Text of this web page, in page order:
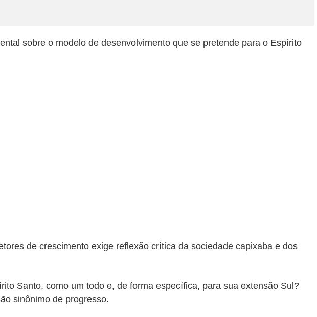
sobre o modelo de desenvolvimento que se pretende para o Espírito
de crescimento exige reflexão crítica da sociedade capixaba e dos
Santo, como um todo e, de forma específica, para sua extensão Sul?
sinônimo de progresso.